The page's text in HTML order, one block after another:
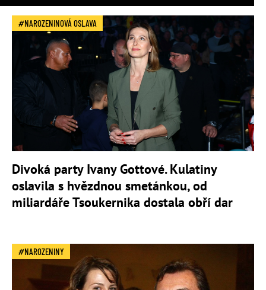
NAROZENINOVÁ OSLAVA
Divoká party Ivany Gottové. Kulatiny
oslavila s hvězdnou smetánkou, od
miliardáře Tsoukernika dostala obří dar
NAROZENINY